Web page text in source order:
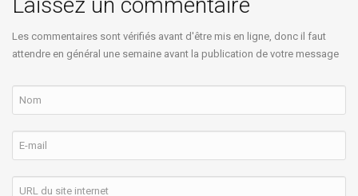
Les commentaires sont vérifiés avant d'être mis en ligne, donc il faut
attendre en général une semaine avant la publication de votre message